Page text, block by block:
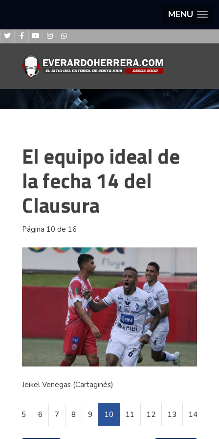
MENU
El equipo ideal de
la fecha 14 del
Clausura
Página 10 de 16
Jeikel Venegas (Cartaginés)
5 6 7 8 9 10 11 12 13 14